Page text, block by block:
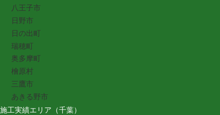
八王子市
日野市
日の出町
瑞穂町
奥多摩町
檜原村
三鷹市
あきる野市
施工実績エリア（千葉）